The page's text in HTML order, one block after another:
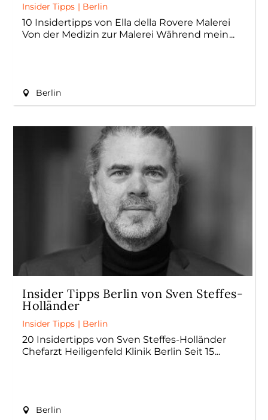
Insider Tipps | Berlin
10 Insidertipps von Ella della Rovere Malerei
Von der Medizin zur Malerei Während mein
Berlin
Insider Tipps Berlin von Sven Steffes-
Holländer
Insider Tipps | Berlin
20 Insidertipps von Sven Steffes-Holländer
Chefarzt Heiligenfeld Klinik Berlin Seit 15
Berlin